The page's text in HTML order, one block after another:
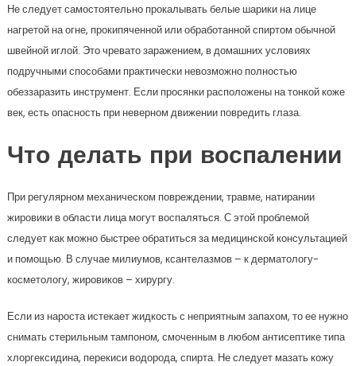
Не следует самостоятельно прокалывать белые шарики на лице
нагретой на огне, прокипяченной или обработанной спиртом обычной
швейной иглой. Это чревато заражением, в домашних условиях
подручными способами практически невозможно полностью
обеззаразить инструмент. Если просянки расположены на тонкой коже
век, есть опасность при неверном движении повредить глаза.
Что делать при воспалении
При регулярном механическом повреждении, травме, натирании
жировики в области лица могут воспаляться. С этой проблемой
следует как можно быстрее обратиться за медицинской консультацией
и помощью. В случае милиумов, ксантелазмов – к дерматологу-
косметологу, жировиков – хирургу.
Если из нароста истекает жидкость с неприятным запахом, то ее нужно
снимать стерильным тампоном, смоченным в любом антисептике типа
хлоргексидина, перекиси водорода, спирта. Не следует мазать кожу